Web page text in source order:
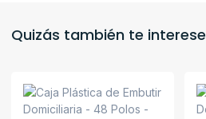
Quizás también te interese